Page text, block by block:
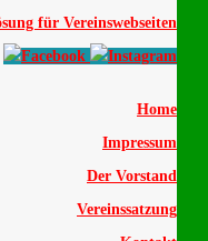
für Vereinswebseiten
Home
Impressum
Der Vorstand
Vereinssatzung